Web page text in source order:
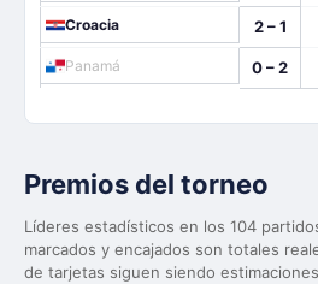
Croacia
2 – 1
Panamá
0 – 2
Premios del torneo
Líderes estadísticos en los 104
marcados y encajados son totales
de tarjetas siguen siendo